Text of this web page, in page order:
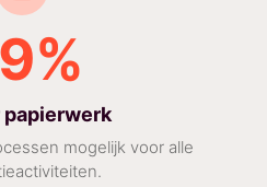
papierwerk
mogelijk voor alle